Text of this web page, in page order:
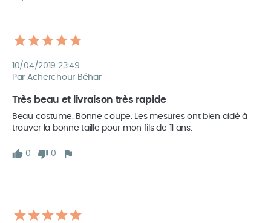
10/04/2019 23:49
Par Acherchour Béhar
Très beau et livraison très rapide
Beau costume. Bonne coupe. Les mesures ont bien aidé à
trouver la bonne taille pour mon fils de 11 ans.
0 0